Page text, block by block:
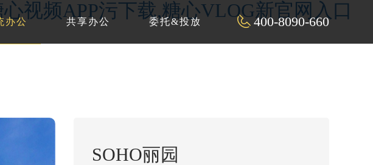
视频APP污下载,糖心VLOG新官网入口
400-8090-660
办公 共享办公 委托&投放
SOHO丽园